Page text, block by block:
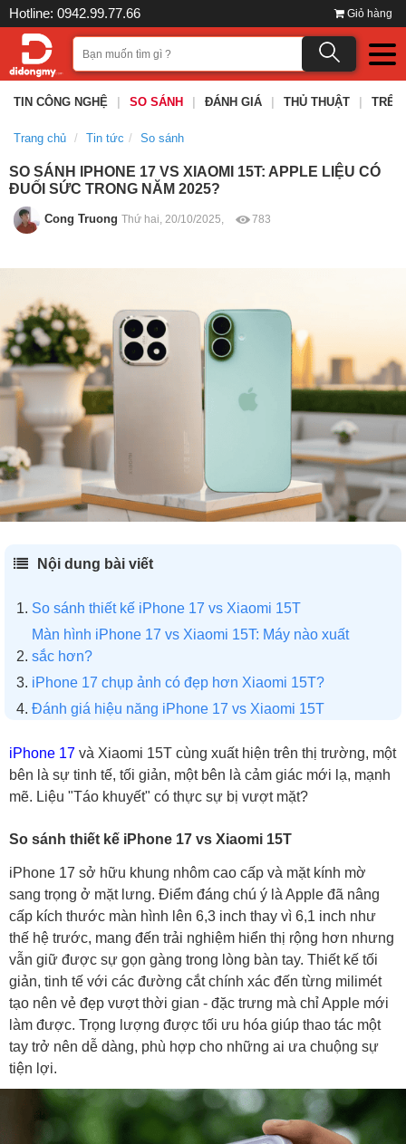
Hotline: 0942.99.77.66 Giỏ hàng
TIN CÔNG NGHỆ SO SÁNH ĐÁNH GIÁ THỦ THUẬT TRÊN
Trang chủ Tin tức So sánh
SO SÁNH IPHONE 17 VS XIAOMI 15T: APPLE LIỆU CÓ
ĐUỐI SỨC TRONG NĂM 2025?
Cong Truong Thứ hai, 20/10/2025, 783
Nội dung bài viết
So sánh thiết kế iPhone 17 vs Xiaomi 15T
Màn hình iPhone 17 vs Xiaomi 15T: Máy nào xuất
sắc hơn?
iPhone 17 chụp ảnh có đẹp hơn Xiaomi 15T?
Đánh giá hiệu năng iPhone 17 vs Xiaomi 15T
So sánh iPhone 17 vs Xiaomi 15T: Máy nào đáng
mua hơn?
iPhone 17 và Xiaomi 15T cùng xuất hiện trên thị trường, một
bên là sự tinh tế, tối giản, một bên là cảm giác mới lạ, mạnh
mẽ. Liệu "Táo khuyết" có thực sự bị vượt mặt?
So sánh thiết kế iPhone 17 vs Xiaomi 15T
iPhone 17 sở hữu khung nhôm cao cấp và mặt kính mờ
sang trọng ở mặt lưng. Điểm đáng chú ý là Apple đã nâng
cấp kích thước màn hình lên 6,3 inch thay vì 6,1 inch như
thế hệ trước, mang đến trải nghiệm hiển thị rộng hơn nhưng
vẫn giữ được sự gọn gàng trong lòng bàn tay. Thiết kế tối
giản, tinh tế với các đường cắt chính xác đến từng milimét
tạo nên vẻ đẹp vượt thời gian - đặc trưng mà chỉ Apple mới
làm được. Trọng lượng được tối ưu hóa giúp thao tác một
tay trở nên dễ dàng, phù hợp cho những ai ưa chuộng sự
tiện lợi.